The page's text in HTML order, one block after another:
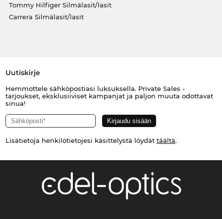
Tommy Hilfiger Silmälasit/lasit
Carrera Silmälasit/lasit
Uutiskirje
Hemmottele sähköpostiasi luksuksella. Private Sales -
tarjoukset, eksklusiiviset kampanjat ja paljon muuta odottavat
sinua!
Lisätietoja henkilötietojesi käsittelystä löydät täältä.